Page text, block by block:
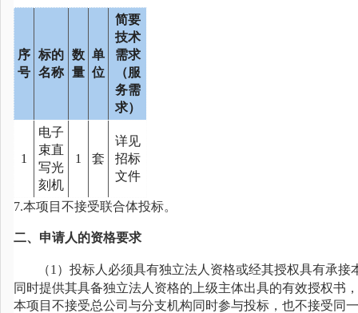
序
号
标的
名称
数
量
单
位
简要
技术
需求
（服
务需
求）
1
电子
束直
写光
刻机
1 套
详见
招标
文件
7.本项目不接受联合体投标。
二、申请人的资格要求
（1） 投标人必须具有独立法人资格或经其授权具有承
同时提供其具备独立法人资格的上级主体出具的有效授权书
本项目不接受总公司与分支机构同时参与投标，也不接受同